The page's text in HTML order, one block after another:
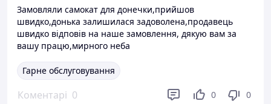
Замовляли самокат для донечки,прийшов
швидко,донька залишилася задоволена,продавець
швидко відповів на наше замовлення, дякую вам за
вашу працю,мирного неба
Гарне обслуговування
Коментарі 0 0 0